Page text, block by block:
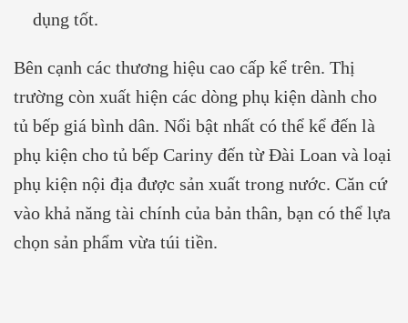
dụng tốt.
Bên cạnh các thương hiệu cao cấp kể trên. Thị
trường còn xuất hiện các dòng phụ kiện dành cho
tủ bếp giá bình dân. Nổi bật nhất có thể kể đến là
phụ kiện cho tủ bếp Cariny đến từ Đài Loan và loại
phụ kiện nội địa được sản xuất trong nước. Căn cứ
vào khả năng tài chính của bản thân, bạn có thể lựa
chọn sản phẩm vừa túi tiền.